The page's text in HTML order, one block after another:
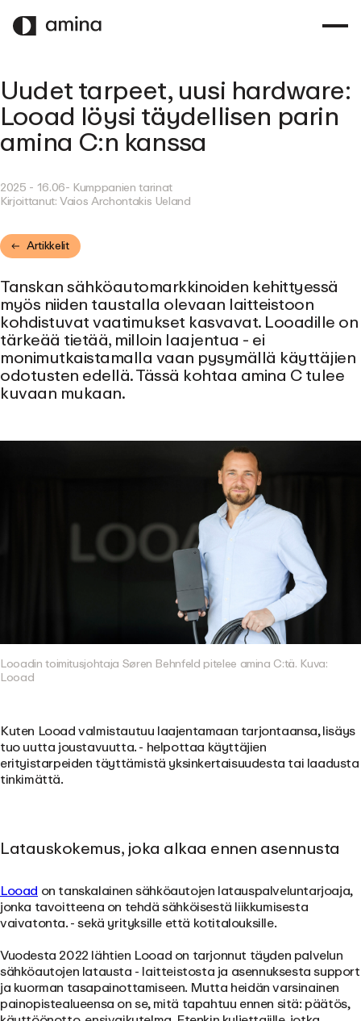
PÄÄSISÄLTÖÖN
Uudet tarpeet, uusi hardware:
Looad löysi täydellisen parin
amina C:n kanssa
2025 - 16.06- Kumppanien tarinat
Kirjoittanut:Vaios Archontakis Ueland
Artikkelit
Tanskan sähköautomarkkinoiden kehittyessä
myös niiden taustalla olevaan laitteistoon
kohdistuvat vaatimukset kasvavat. Looadille on
tärkeää tietää, milloin laajentua - ei
monimutkaistamalla vaan pysymällä käyttäjien
odotusten edellä. Tässä kohtaa amina C tulee
kuvaan mukaan.
Looadin toimitusjohtaja Søren Behnfeld pitelee amina C:tä. Kuva:
Looad
Kuten Looadvalmistautuu laajentamaan tarjontaansa, lisäys
tuo uutta joustavuutta.- helpottaa käyttäjien
erityistarpeiden täyttämistä yksinkertaisuudesta tai laadusta
tinkimättä.
Latauskokemus, joka alkaa ennen asennusta
Looadon tanskalainen sähköautojen latauspalveluntarjoaja,
jonka tavoitteena on tehdä sähköisestä liikkumisesta
vaivatonta. -sekä yrityksille että kotitalouksille.
Vuodesta 2022 lähtien Looad on tarjonnut täyden palvelun
sähköautojen latausta - laitteistosta ja asennuksesta support
ja kuorman tasapainottamiseen. Mutta heidän varsinainen
painopistealueensa on se, mitä tapahtuu ennen sitä: päätös,